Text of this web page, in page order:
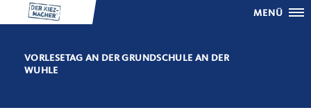
MENÜ
VORLESETAG AN DER GRUNDSCHULE AN DER
WUHLE